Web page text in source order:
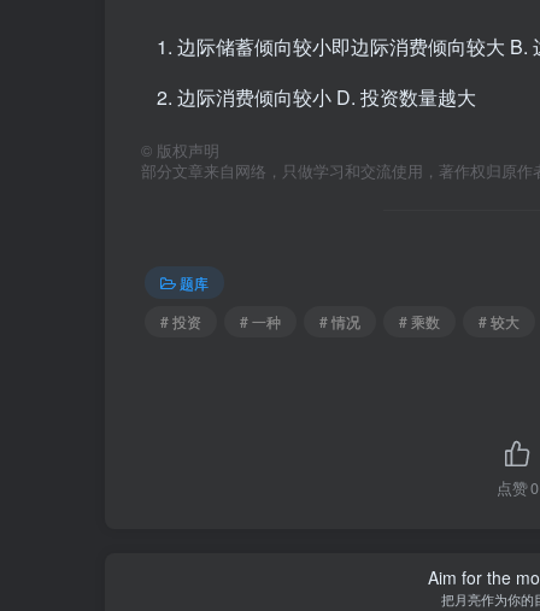
边际储蓄倾向较小即边际消费倾向较大 B.
边际消费倾向较小 D. 投资数量越大
© 版权声明
部分文章来自网络，只做学习和交流使用，著作权归原作
题库
# 投资
# 一种 # 情况 # 乘数 # 较大
点赞0
Aim for the
把月亮作为你的